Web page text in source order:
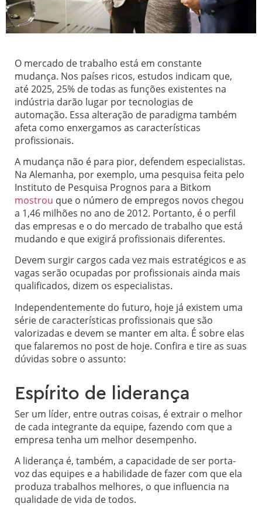
O mercado de trabalho está em constante
mudança. Nos países ricos, estudos indicam que,
até 2025, 25% de todas as funções existentes na
indústria darão lugar por tecnologias de
automação. Essa alteração de paradigma também
afeta como enxergamos as características
profissionais.
A mudança não é para pior, defendem especialistas.
Na Alemanha, por exemplo, uma pesquisa feita pelo
Instituto de Pesquisa Prognos para a Bitkom
mostrou que o número de empregos novos chegou
a 1,46 milhões no ano de 2012. Portanto, é o perfil
das empresas e o do mercado de trabalho que está
mudando e que exigirá profissionais diferentes.
Devem surgir cargos cada vez mais estratégicos e as
vagas serão ocupadas por profissionais ainda mais
qualificados, dizem os especialistas.
Independentemente do futuro, hoje já existem uma
série de características profissionais que são
valorizadas e devem se manter em alta. É sobre elas
que falaremos no post de hoje. Confira e tire as suas
dúvidas sobre o assunto:
Espírito de liderança
Ser um líder, entre outras coisas, é extrair o melhor
de cada integrante da equipe, fazendo com que a
empresa tenha um melhor desempenho.
A liderança é, também, a capacidade de ser porta-
voz das equipes e a habilidade de fazer com que ela
produza trabalhos melhores, o que influencia na
qualidade de vida de todos.